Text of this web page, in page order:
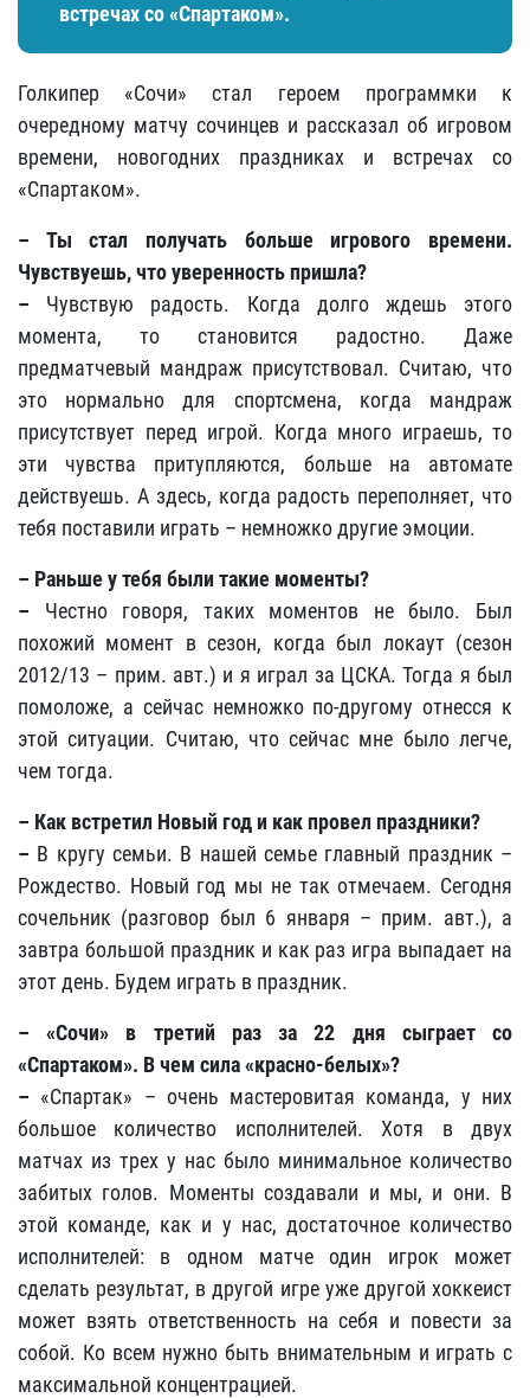
встречах со «Спартаком».
Голкипер «Сочи» стал героем программки к
очередному матчу сочинцев и рассказал об игровом
времени, новогодних праздниках и встречах со
«Спартаком».
– Ты стал получать больше игрового времени.
Чувствуешь, что уверенность пришла?
– Чувствую радость. Когда долго ждешь этого
момента, то становится радостно. Даже
предматчевый мандраж присутствовал. Считаю, что
это нормально для спортсмена, когда мандраж
присутствует перед игрой. Когда много играешь, то
эти чувства притупляются, больше на автомате
действуешь. А здесь, когда радость переполняет, что
тебя поставили играть – немножко другие эмоции.
– Раньше у тебя были такие моменты?
– Честно говоря, таких моментов не было. Был
похожий момент в сезон, когда был локаут (сезон
2012/13 – прим. авт.) и я играл за ЦСКА. Тогда я был
помоложе, а сейчас немножко по-другому отнесся к
этой ситуации. Считаю, что сейчас мне было легче,
чем тогда.
– Как встретил Новый год и как провел праздники?
– В кругу семьи. В нашей семье главный праздник –
Рождество. Новый год мы не так отмечаем. Сегодня
сочельник (разговор был 6 января – прим. авт.), а
завтра большой праздник и как раз игра выпадает на
этот день. Будем играть в праздник.
– «Сочи» в третий раз за 22 дня сыграет со
«Спартаком». В чем сила «красно-белых»?
– «Спартак» – очень мастеровитая команда, у них
большое количество исполнителей. Хотя в двух
матчах из трех у нас было минимальное количество
забитых голов. Моменты создавали и мы, и они. В
этой команде, как и у нас, достаточное количество
исполнителей: в одном матче один игрок может
сделать результат, в другой игре уже другой хоккеист
может взять ответственность на себя и повести за
собой. Ко всем нужно быть внимательным и играть с
максимальной концентрацией.